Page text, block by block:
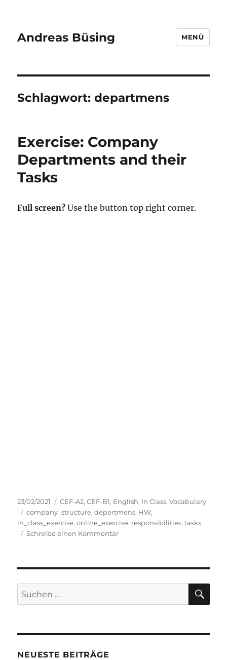
Andreas Büsing MENÜ
Schlagwort:departmens
Exercise: Company
Departments and their
Tasks
Full screen? Use the button top right corner.
Veröffentlicht
am
23/02/2021 Kategorien
CEF-A2,CEF-B1, English, In Class,Vocabulary
Schlagwörter
company_structure,departmens, HW,
in_class_exercise,online_exercise, responsibilities,tasks
Schreibe einen Kommentarzu
their
Suche
nach:
NEUESTE BEITRÄGE